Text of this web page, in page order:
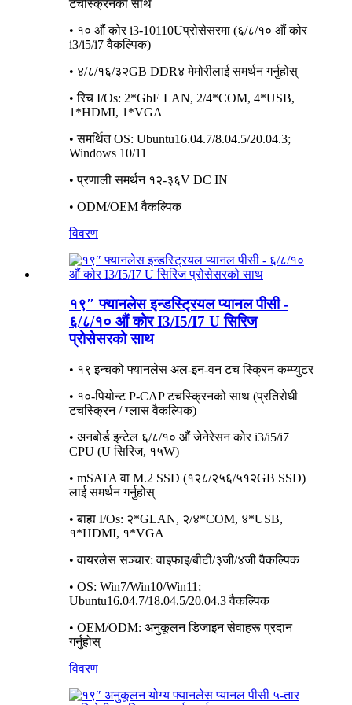
टचस्क्रिनको साथ
• १० औं कोर i3-10110Uप्रोसेसरमा (६/८/१० औं कोर
i3/i5/i7 वैकल्पिक)
• ४/८/१६/३२GB DDR४ मेमोरीलाई समर्थन गर्नुहोस्
• रिच I/Os: 2*GbE LAN, 2/4*COM, 4*USB,
1*HDMI, 1*VGA
• समर्थित OS: Ubuntu16.04.7/8.04.5/20.04.3;
Windows 10/11
• प्रणाली समर्थन १२-३६V DC IN
• ODM/OEM वैकल्पिक
विवरण
१९″ फ्यानलेस इन्डस्ट्रियल प्यानल पीसी -
६/८/१० औं कोर I3/I5/I7 U सिरिज
प्रोसेसरको साथ
• १९ इन्चको फ्यानलेस अल-इन-वन टच स्क्रिन कम्प्युटर
• १०-पियोन्ट P-CAP टचस्क्रिनको साथ (प्रतिरोधी
टचस्क्रिन / ग्लास वैकल्पिक)
• अनबोर्ड इन्टेल ६/८/१० औं जेनेरेसन कोर i3/i5/i7
CPU (U सिरिज, १५W)
• mSATA वा M.2 SSD (१२८/२५६/५१२GB SSD)
लाई समर्थन गर्नुहोस्
• बाह्य I/Os: २*GLAN, २/४*COM, ४*USB,
१*HDMI, १*VGA
• वायरलेस सञ्चार: वाइफाइ/बीटी/३जी/४जी वैकल्पिक
• OS: Win7/Win10/Win11;
Ubuntu16.04.7/18.04.5/20.04.3 वैकल्पिक
• OEM/ODM: अनुकूलन डिजाइन सेवाहरू प्रदान
गर्नुहोस्
विवरण